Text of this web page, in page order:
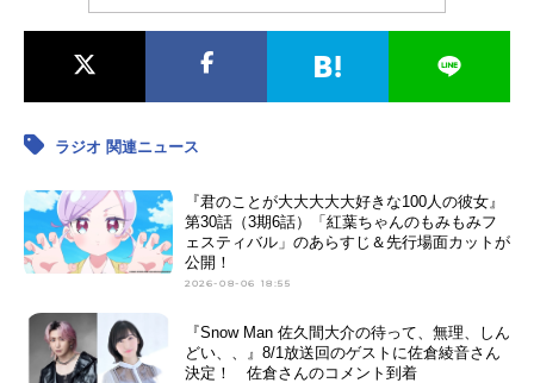
ラジオ 関連ニュース
『君のことが大大大大大好きな100人の彼女』
第30話（3期6話）「紅葉ちゃんのもみもみフ
ェスティバル」のあらすじ＆先行場面カットが
公開！
2026-08-06 18:55
『Snow Man 佐久間大介の待って、無理、しん
どい、、』8/1放送回のゲストに佐倉綾音さん
決定！ 佐倉さんのコメント到着